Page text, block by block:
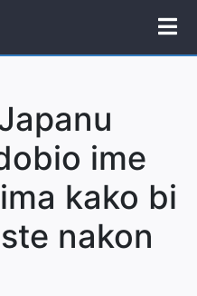
ime
kako bi
nakon